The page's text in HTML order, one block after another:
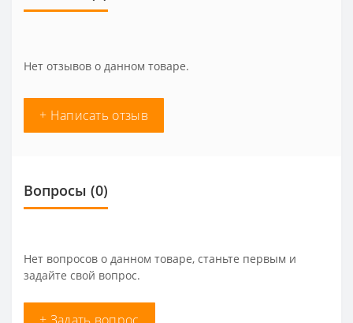
Нет отзывов о данном товаре.
+ Написать отзыв
Вопросы (0)
Нет вопросов о данном товаре, станьте первым и
задайте свой вопрос.